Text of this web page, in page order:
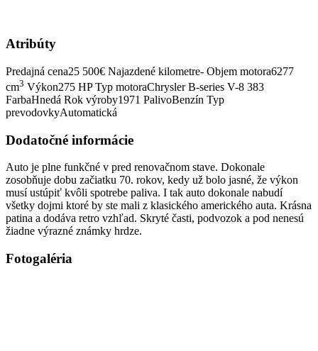
Atribúty
Predajná cena25 500€ Najazdené kilometre- Objem motora6277
cm3 Výkon275 HP Typ motoraChrysler B-series V-8 383
FarbaHnedá Rok výroby1971 PalivoBenzín Typ
prevodovkyAutomatická
Dodatočné informácie
Auto je plne funkčné v pred renovačnom stave. Dokonale
zosobňuje dobu začiatku 70. rokov, kedy už bolo jasné, že výkon
musí ustúpiť kvôli spotrebe paliva. I tak auto dokonale nabudí
všetky dojmi ktoré by ste mali z klasického amerického auta. Krásna
patina a dodáva retro vzhľad. Skryté časti, podvozok a pod nenesú
žiadne výrazné známky hrdze.
Fotogaléria